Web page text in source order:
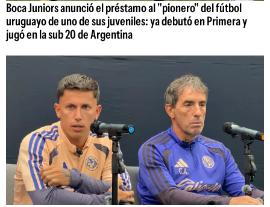
Boca Juniors anunció el préstamo al "pionero" del fútbol
uruguayo de uno de sus juveniles: ya debutó en Primera y
jugó en la sub 20 de Argentina